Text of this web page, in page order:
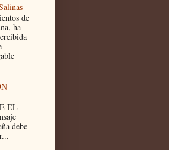
de
ha
EL
debe